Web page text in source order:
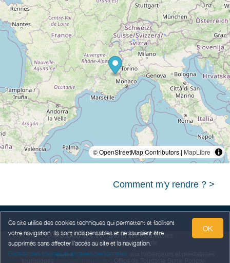
Ce site utilise des cookies techniques qui permettent et facilitent
votre navigation. Ils sont indispensables et ne sauraient être
supprimés sans affecter l’accès au site et la navigation.
Gestion des cookies et données personnelles
OK
© OpenStreetMap Contributors | MapLibre
Comment m'y rendre ? >
Mentions légales
Données Personnelles
Conditions Générales de Vente
Propulsé par weebnb ,services destinés